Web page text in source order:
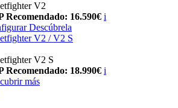
V2
Recomendado: 16.590€ i
Descúbrela
V2 / V2 S
V2 S
Recomendado: 18.990€ i
más